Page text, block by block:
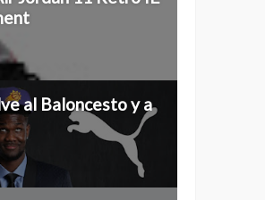
al Baloncesto y a